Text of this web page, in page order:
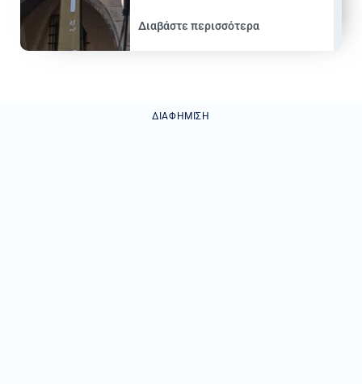
Διαβάστε περισσότερα
ΔΙΑΦΉΜΙΣΗ